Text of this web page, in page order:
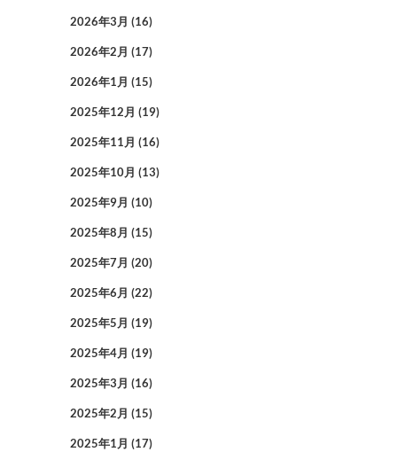
2026年3月 (16)
2026年2月 (17)
2026年1月 (15)
2025年12月 (19)
2025年11月 (16)
2025年10月 (13)
2025年9月 (10)
2025年8月 (15)
2025年7月 (20)
2025年6月 (22)
2025年5月 (19)
2025年4月 (19)
2025年3月 (16)
2025年2月 (15)
2025年1月 (17)